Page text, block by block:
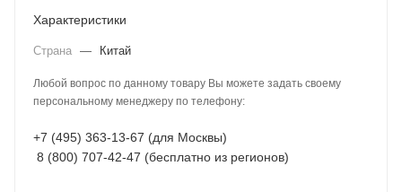
Характеристики
Страна — Китай
Любой вопрос по данному товару Вы можете задать своему
персональному менеджеру по телефону:
+7 (495) 363-13-67 (для Москвы)
8 (800) 707-42-47 (бесплатно из регионов)